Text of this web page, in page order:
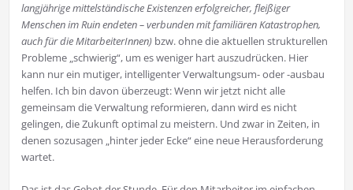
langjährige mittelständische Existenzen erfolgreicher, fleißiger
Menschen im Ruin endeten – verbunden mit familiären Katastrophen,
auch für die MitarbeiterInnen)bzw. ohne die aktuellen strukturellen
Probleme „schwierig“, um es weniger hart auszudrücken. Hier
kann nur ein mutiger, intelligenter Verwaltungsum- oder -ausbau
helfen. Ich bin davon überzeugt: Wenn wir jetzt nicht alle
gemeinsam die Verwaltung reformieren, dann wird es nicht
gelingen, die Zukunft optimal zu meistern. Und zwar in Zeiten, in
denen sozusagen „hinter jeder Ecke“ eine neue Herausforderung
wartet.